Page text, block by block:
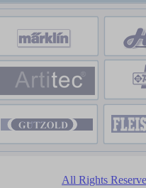
All Rights